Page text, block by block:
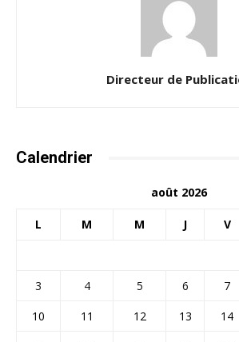
Directeur de
Calendrier
août 2026
L M M J V
3
4 5 6 7
10
11 12 13 14